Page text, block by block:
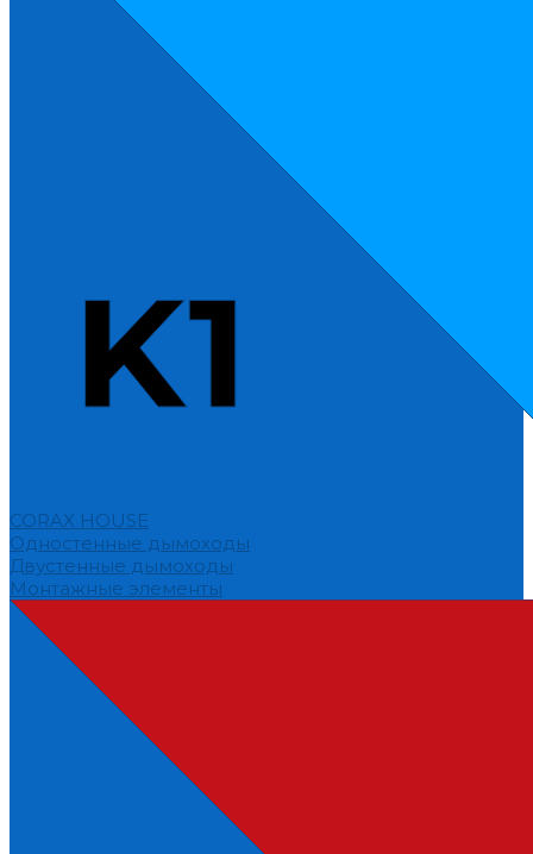
CORAX HOUSE
Одностенные дымоходы
Двустенные дымоходы
Монтажные элементы